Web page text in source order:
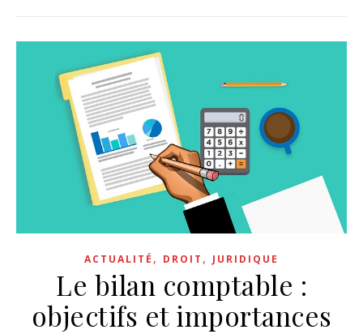
ACTUALITÉ , DROIT , JURIDIQUE
Le bilan comptable :
objectifs et importances